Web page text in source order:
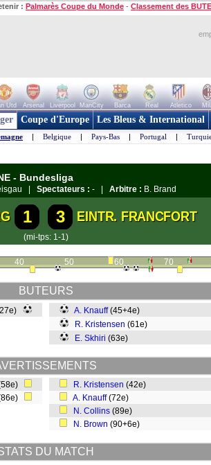
: Palmarès Coupe du Monde - Classement des
Utd Arsenal Liverpool ManCity Barca Real Atletico
Coupe d'Europe Les Bleus & International
| Belgique | Pays-Bas | Portugal |
- Bundesliga
| Spectateurs : - | Arbitre : B. Brand
1 3 EINTR. FRANCFORT
(mi-tps: 1-1)
40 50 60 70
BUTEURS
A. Knauff(45+4e)
R. Kristensen (61e)
E. Skhiri (63e)
R. Kristensen (42e)
A. Knauff(72e)
N. Collins (89e)
N. Brown (90+6e)
DU MATCH